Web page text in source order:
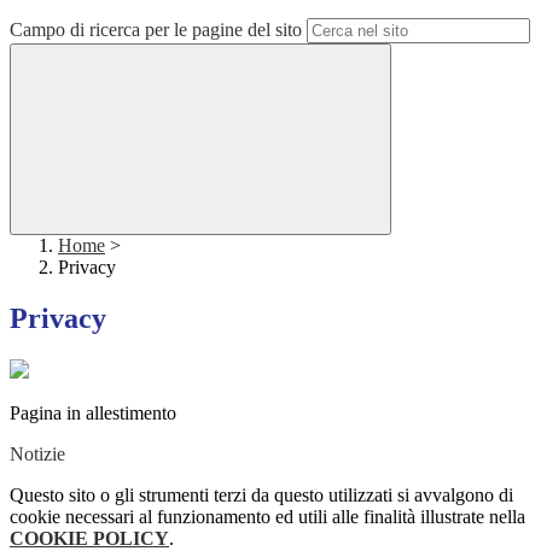
Campo di ricerca per le pagine del sito
Home >
Privacy
Privacy
Pagina in allestimento
Notizie
Questo sito o gli strumenti terzi da questo utilizzati si avvalgono di
cookie necessari al funzionamento ed utili alle finalità illustrate nella
COOKIE POLICY.